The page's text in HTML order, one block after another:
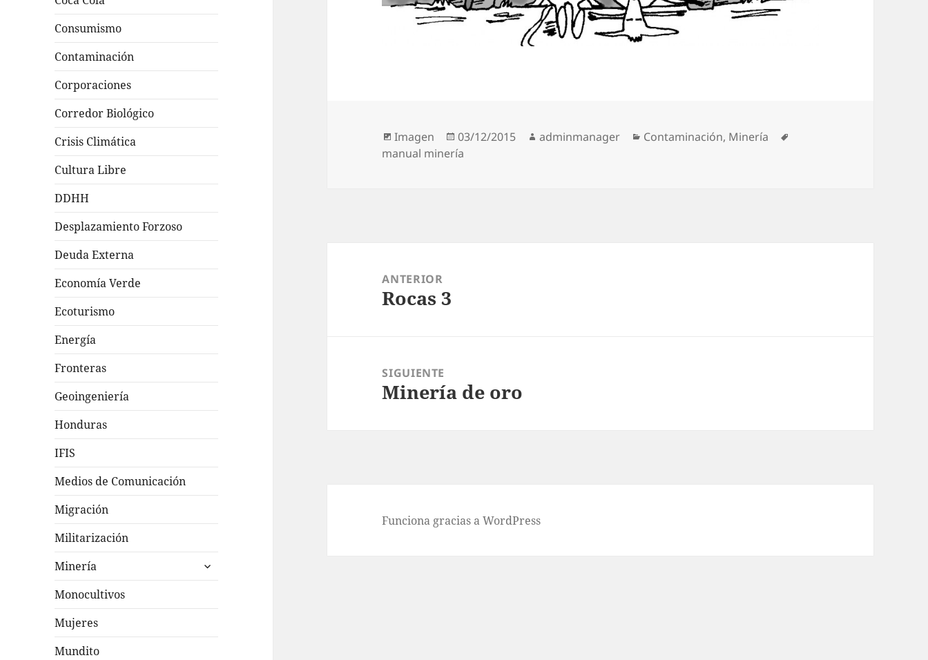
Consumismo
Contaminación
Corporaciones
Corredor Biológico
Crisis Climática
Cultura Libre
DDHH
Desplazamiento Forzoso
Deuda Externa
Economía Verde
Ecoturismo
Energía
Fronteras
Geoingeniería
Honduras
IFIS
Medios de Comunicación
Migración
Militarización
Minería
expande
el
inferior
Monocultivos
Mujeres
Mundito
Formato
Imagen
Publicado
el
03/12/2015 Autor
adminmanager Categorías
Contaminación, Minería
manual minería
entradas
ANTERIOR
Entrada
Rocas 3
SIGUIENTE
Entrada
Minería de oro
Funciona gracias a WordPress